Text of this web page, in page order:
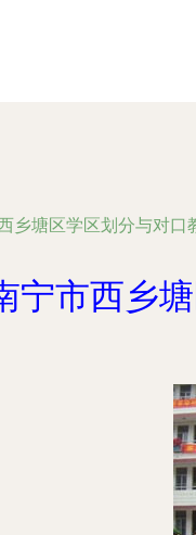
乡塘区学区划分与对口
宁市西乡